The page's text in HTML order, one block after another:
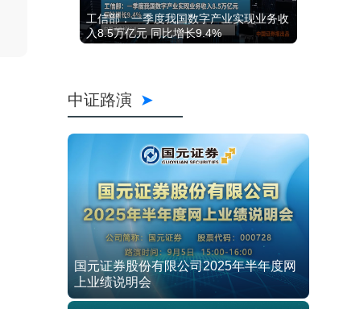
工信部：一季度我国数字产业实现业务收
入8.5万亿元 同比增长9.4%
中证路演
国元证券股份有限公司2025年半年度网
上业绩说明会